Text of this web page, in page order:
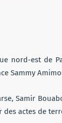
nord-est de
Sammy
Samir
actes de